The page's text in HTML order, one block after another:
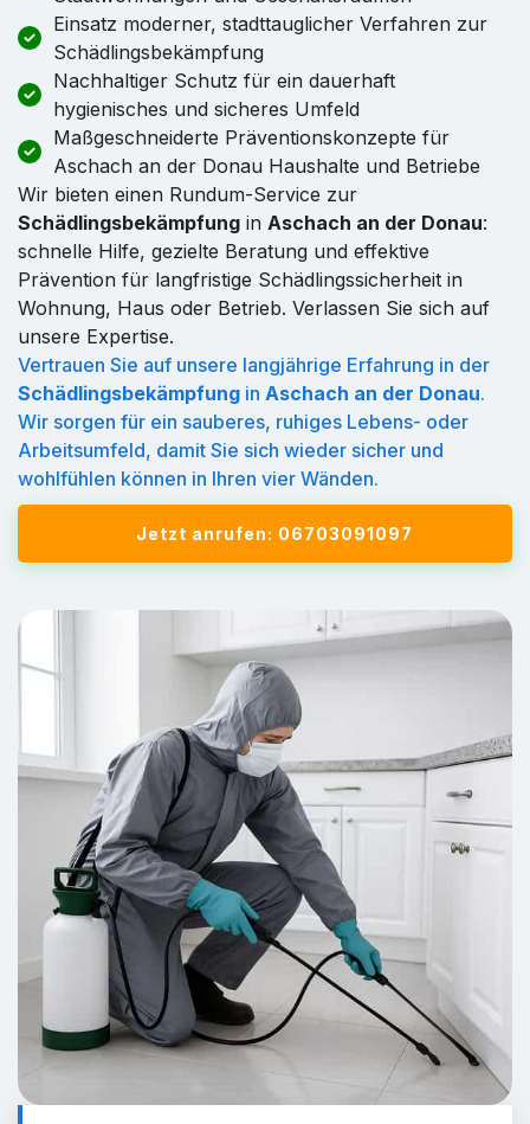
Einsatz moderner, stadttauglicher Verfahren zur
Schädlingsbekämpfung
Nachhaltiger Schutz für ein dauerhaft
hygienisches und sicheres Umfeld
Maßgeschneiderte Präventionskonzepte für
Aschach an der Donau Haushalte und Betriebe
Wir bieten einen Rundum-Service zur
Schädlingsbekämpfung in Aschach an der Donau:
schnelle Hilfe, gezielte Beratung und effektive
Prävention für langfristige Schädlingssicherheit in
Wohnung, Haus oder Betrieb. Verlassen Sie sich auf
unsere Expertise.
Vertrauen Sie auf unsere langjährige Erfahrung in der
Schädlingsbekämpfung in Aschach an der Donau.
Wir sorgen für ein sauberes, ruhiges Lebens- oder
Arbeitsumfeld, damit Sie sich wieder sicher und
wohlfühlen können in Ihren vier Wänden.
Jetzt anrufen: 06703091097